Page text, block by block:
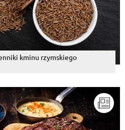
kminu rzymskiego